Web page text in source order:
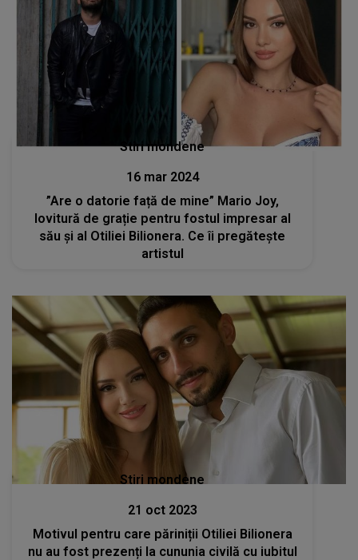
Stiri mondene
16 mar 2024
”Are o datorie față de mine” Mario Joy,
lovitură de grație pentru fostul impresar al
său și al Otiliei Bilionera. Ce îi pregătește
artistul
Stiri mondene
21 oct 2023
Motivul pentru care păriniții Otiliei Bilionera
nu au fost prezenți la cununia civilă cu iubitul